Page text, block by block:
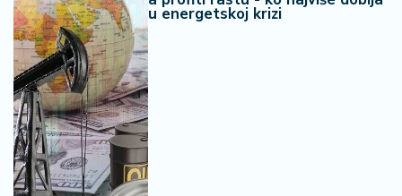
u energetskoj krizi